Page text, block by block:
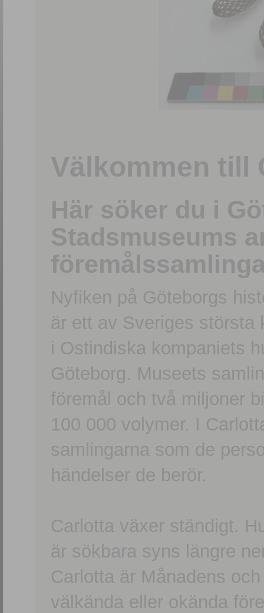
Välkommen till
Här söker du i
Stadsmuseums
Nyfiken på Göteborgs
är ett av Sveriges största
i Ostindiska kompaniets
Göteborg. Museets
föremål och två miljoner
100 000 volymer. I
samlingarna som de
händelser de berör.
Carlotta växer ständigt.
är sökbara syns längre
Carlotta är Månadens
välkända eller okända